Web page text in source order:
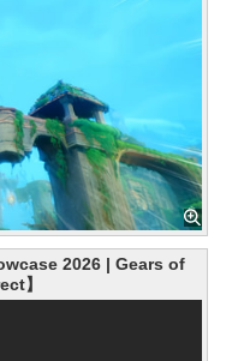
2026 | Gears of
】